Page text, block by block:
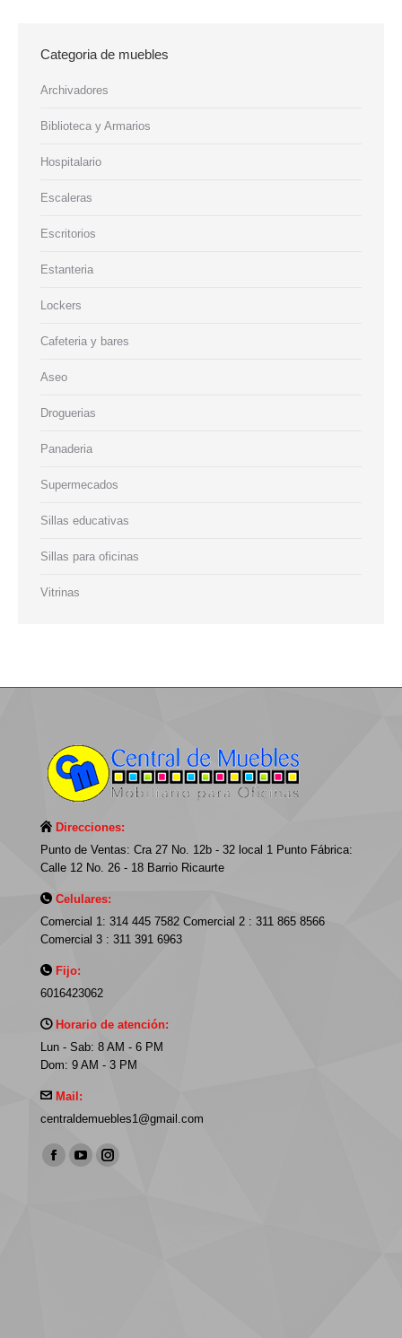
Categoria de muebles
Archivadores
Biblioteca y Armarios
Hospitalario
Escaleras
Escritorios
Estanteria
Lockers
Cafeteria y bares
Aseo
Droguerias
Panaderia
Supermecados
Sillas educativas
Sillas para oficinas
Vitrinas
Direcciones:
Punto de Ventas: Cra 27 No. 12b - 32 local 1 Punto Fábrica:
Calle 12 No. 26 - 18 Barrio Ricaurte
Celulares:
Comercial 1: 314 445 7582 Comercial 2 : 311 865 8566
Comercial 3 : 311 391 6963
Fijo:
6016423062
Horario de atención:
Lun - Sab: 8 AM - 6 PM
Dom: 9 AM - 3 PM
Mail:
centraldemuebles1@gmail.com
Find us on:
Facebook
YouTubeInstagram